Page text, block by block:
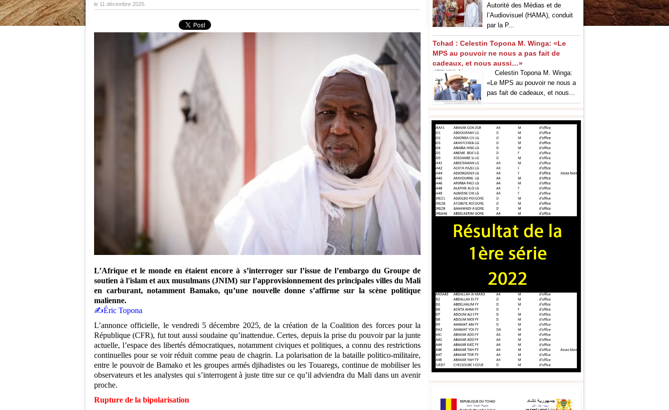
le 11 décembre 2025
L’Afrique et le monde en étaient encore à s’interroger sur l’issue de l’embargo du Groupe de
soutien à l'islam et aux musulmans (JNIM) sur l’approvisionnement des principales villes du Mali
en carburant, notamment Bamako, qu’une nouvelle donne s’affirme sur la scène politique
malienne.
✍️Éric Topona
L’annonce officielle, le vendredi 5 décembre 2025, de la création de la Coalition des forces pour la
République (CFR), fut tout aussi soudaine qu’inattendue. Certes, depuis la prise du pouvoir par la junte
actuelle, l’espace des libertés démocratiques, notamment civiques et politiques, a connu des restrictions
continuelles pour se voir réduit comme peau de chagrin. La polarisation de la bataille politico-militaire,
entre le pouvoir de Bamako et les groupes armés djihadistes ou les Touaregs, continue de mobiliser les
observateurs et les analystes qui s’interrogent à juste titre sur ce qu’il adviendra du Mali dans un avenir
proche.
Rupture de la bipolarisation
Autorité des Médias et de
l’Audiovisuel (HAMA), conduit
par la P...
Tchad : Celestin Topona M. Winga: «Le
MPS au pouvoir ne nous a pas fait de
cadeaux, et nous aussi…»
‎Celestin Topona M. Winga:
«Le MPS au pouvoir ne nous a
pas fait de cadeaux, et nous...